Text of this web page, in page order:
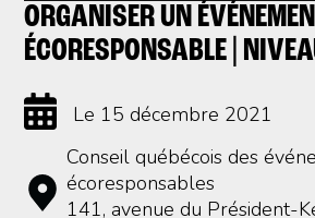
ORGANISER UN
ÉCORESPONSABLE |
Le 15 décembre 2021
Conseil québécois des
écoresponsables
141, avenue du Président-